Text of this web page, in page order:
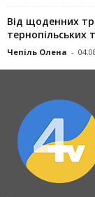
Від щоденних
тернопільських
Чепіль Олена -